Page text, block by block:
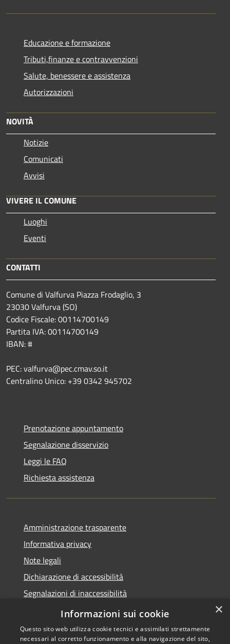
Educazione e formazione
Tributi,finanze e contravvenzioni
Salute, benessere e assistenza
Autorizzazioni
NOVITÀ
Notizie
Comunicati
Avvisi
VIVERE IL COMUNE
Luoghi
Eventi
CONTATTI
Comune di Valfurva Piazza Frodaglio, 3
23030 Valfurva (SO)
Codice Fiscale: 00114700149
Partita IVA: 00114700149
IBAN: #
PEC: valfurva@pec.cmav.so.it
Centralino Unico: +39 0342 945702
Prenotazione appuntamento
Segnalazione disservizio
Leggi le FAQ
Richiesta assistenza
Amministrazione trasparente
Informativa privacy
Note legali
Dichiarazione di accessibilità
Segnalazioni di inaccessibilità
Whistleblowing segnalazione illeciti
×
Informazioni sui cookie
Questo sito web utilizza cookie tecnici e assimilati strettamente
necessari al corretto funzionamento e alla navigazione del sito,